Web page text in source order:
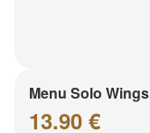
Menu Solo Wings
13.90 €